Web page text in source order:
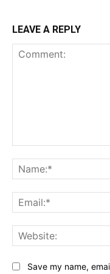
LEAVE A REPLY
Save my name,